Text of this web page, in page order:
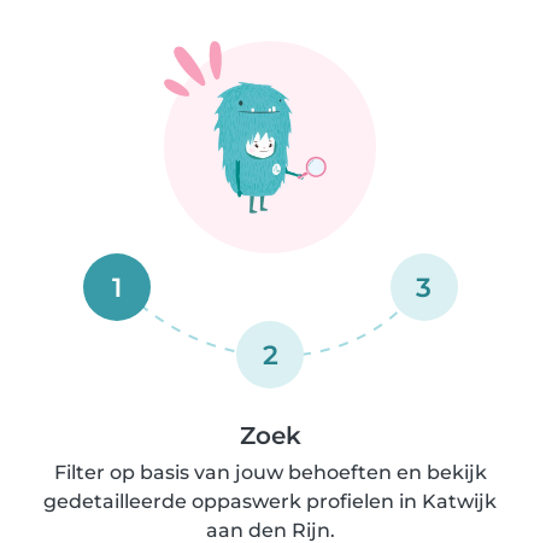
1
2
3
Zoek
Filter op basis van jouw behoeften en bekijk
gedetailleerde oppaswerk profielen in Katwijk
aan den Rijn.